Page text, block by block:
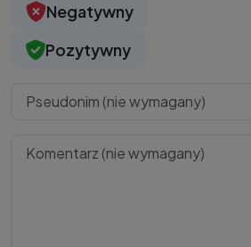
Negatywny
Pozytywny